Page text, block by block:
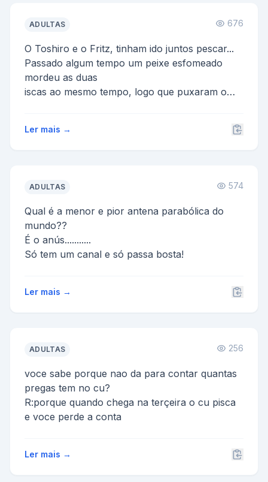
ADULTAS 676
O Toshiro e o Fritz, tinham ido juntos pescar...
Passado algum tempo um peixe esfomeado
mordeu as duas
iscas ao mesmo tempo, logo que puxaram o
Ler mais →
ADULTAS 574
Qual é a menor e pior antena parabólica do
mundo??
É o anús...........
Só tem um canal e só passa bosta!
Ler mais →
ADULTAS 256
voce sabe porque nao da para contar quantas
pregas tem no cu?
R:porque quando chega na terçeira o cu pisca
e voce perde a conta
Ler mais →